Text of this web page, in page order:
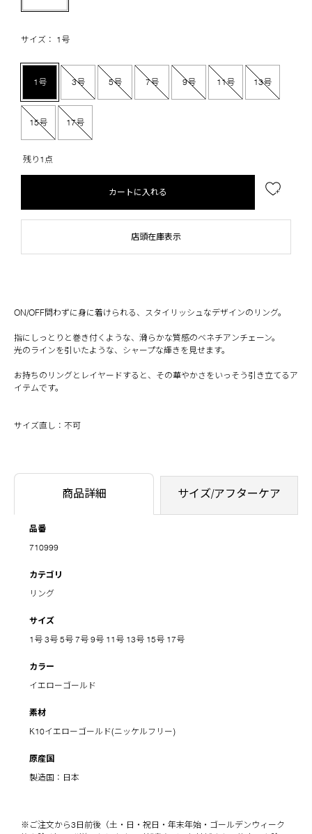
サイズ： 1号
1号 3号 5号 7号 9号 11号 13号
15号 17号
残り1点
カートに入れる
店頭在庫表示
ON/OFF問わずに身に着けられる、スタイリッシュなデザインのリング。
指にしっとりと巻き付くような、滑らかな質感のベネチアンチェーン。
光のラインを引いたような、シャープな輝きを見せます。
お持ちのリングとレイヤードすると、その華やかさをいっそう引き立てるア
イテムです。
サイズ直し：不可
商品詳細 サイズ/アフターケア
品番
710999
カテゴリ
リング
サイズ
1号 3号 5号 7号 9号 11号 13号 15号 17号
カラー
イエローゴールド
素材
K10イエローゴールド(ニッケルフリー)
原産国
製造国：日本
※ご注文から3日前後（土・日・祝日・年末年始・ゴールデンウィーク